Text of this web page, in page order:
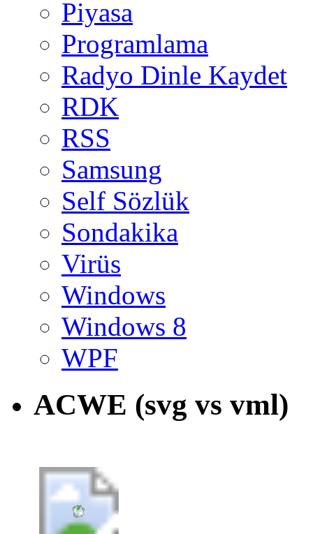
Piyasa
Programlama
Radyo Dinle Kaydet
RDK
RSS
Samsung
Self Sözlük
Sondakika
Virüs
Windows
Windows 8
WPF
ACWE (svg vs vml)